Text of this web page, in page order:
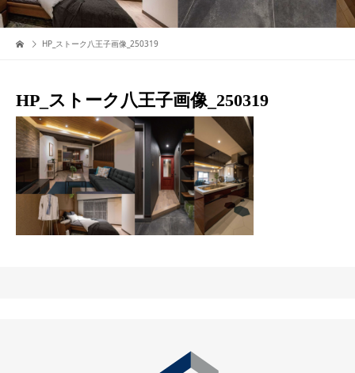
HP_ストーク八王子画像_250319
HP_ストーク八王子画像_250319